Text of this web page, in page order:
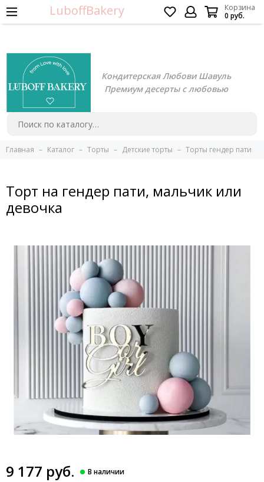
Кондитерская Любови Шавуль
Премиум десерты с любовью
LuboffBakery
Корзина
0 руб.
Главная Каталог Торты Детские торты Торты гендер пати
Торт на гендер пати, мальчик или
девочка
9 177 руб.